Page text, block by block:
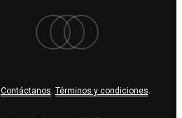
facebook
youtube
instagram
Contáctanos Términos y condiciones